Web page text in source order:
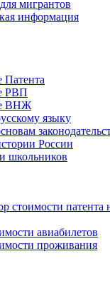
мигрантов
информация
Патента
РВП
ВНЖ
языку
России
школьников
стоимости патента
авиабилетов
проживания